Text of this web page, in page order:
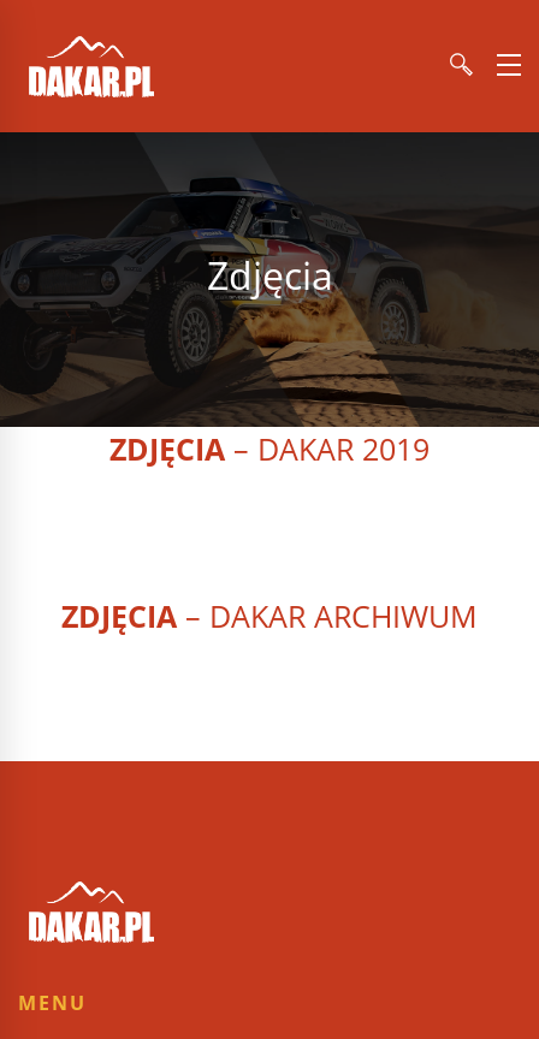
Zdjęcia
ZDJĘCIA – DAKAR 2019
ZDJĘCIA – DAKAR ARCHIWUM
MENU